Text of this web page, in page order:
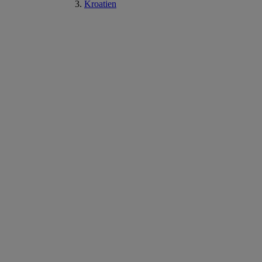
Kroatien